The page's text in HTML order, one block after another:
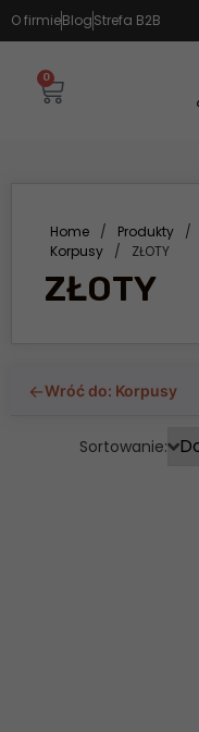
O firmieBlogStrefa B2B
0
Home / Produkty /
Korpusy
/ ZŁOTY
ZŁOTY
←Wróć do: Korpusy
Sortowanie: